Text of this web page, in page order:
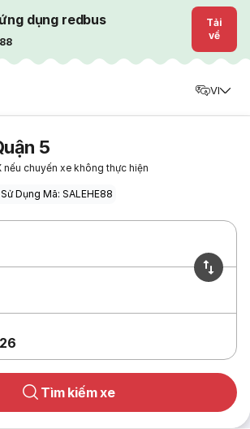
dụng redbus
Tải
về
VI
5
nếu chuyến xe không thực hiện
Dụng Mã: SALEHE88
Tìm kiếm xe